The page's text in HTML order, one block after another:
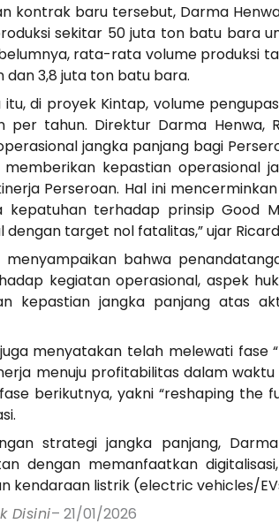
kontrak baru tersebut, Darma
sekitar 50 juta ton batu bara
rata-rata volume produksi
dan 3,8 juta ton batu bara.
itu, di proyek Kintap, volume
per tahun. Direktur Darma Henwa,
jangka panjang bagi
kepastian operasional
Perseroan. Hal ini
kepatuhan terhadap prinsip Good
dengan target nol fatalitas,” ujar
menyampaikan bahwa
kegiatan operasional, aspek
kepastian jangka panjang atas
menyatakan telah melewati fase
menuju profitabilitas dalam
berikutnya, yakni “reshaping the
strategi jangka panjang,
dengan memanfaatkan
kendaraan listrik (electric vehicles/
Disini– 21/01/2026